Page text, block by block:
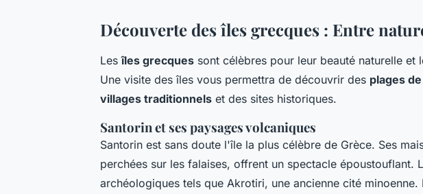
Découverte des îles grecques : Entre
Lesîles grecques sont célèbres pour leur beauté naturelle et
Une visite des îles vous permettra de découvrir des plages
villages traditionnels et des sites historiques.
Santorin et ses paysages volcaniques
Santorin est sans doute l'île la plus célèbre de Grèce. Ses
perchées sur les falaises, offrent un spectacle époustouflant.
archéologiques tels que Akrotiri, une ancienne cité